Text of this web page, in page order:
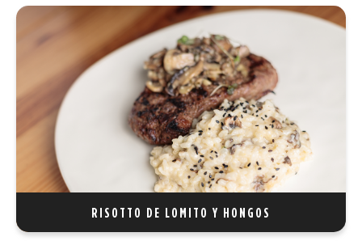
RISOTTO DE LOMITO Y HONGOS
RISOTTO DE LOMITO Y HONGOS
Arroz arborio cremoso con champiñones y lomito al grill,
coronado con champiñones al ajillo.
REF 32